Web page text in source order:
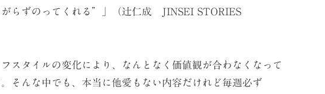
らずのってくれる”」（辻仁成 JINSEI STORIES
スタイルの変化により、なんとなく価値観が合わなくなって
そんな中でも、本当に他愛もない内容だけれど毎週必ず